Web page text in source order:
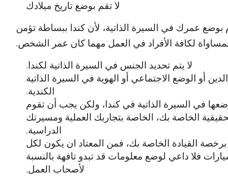
لا تقم بوضع تاريخ ميلادك
بوضع عمرك في السيرة الذاتية، لأن كندا ببساطة تؤمن
لكافة الأفراد في العمل مهما كان عمر الشخص.
لا يتم تحديد الجنس في السيرة الذاتية لكندا.
أو الوضع الاجتماعي أو الهوية في السيرة الذاتية
الكندية.
في السيرة الذاتية في كندا، ولكن يجب أن تقوم
الخاصة بك، الخاصة بتجاربك العملية ومسيرتك
الدراسية.
القيادة الخاصة بك، فمن المعتاد ان يكون لكل
فلا داعي لوضع معلومات قد تبدو تافهة بالنسبة
لأصحاب العمل.